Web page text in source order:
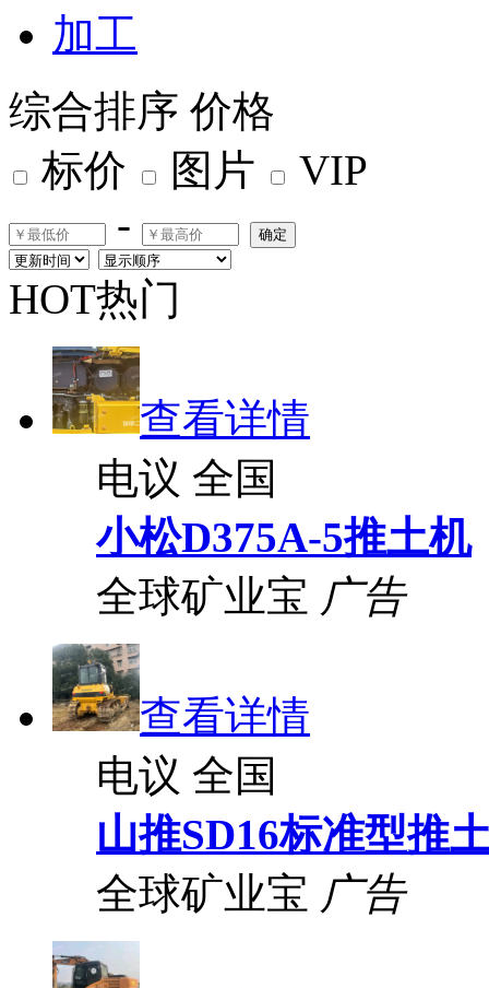
加工
综合排序 价格
标价
图片
VIP
-
确定
HOT热门
查看详情
电议 全国
小松D375A-5推土机
全球矿业宝 广告
查看详情
电议 全国
山推SD16标准型推
全球矿业宝 广告